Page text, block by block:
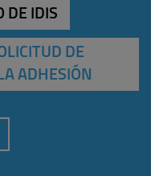
DE IDIS
DE
ADHESIÓN